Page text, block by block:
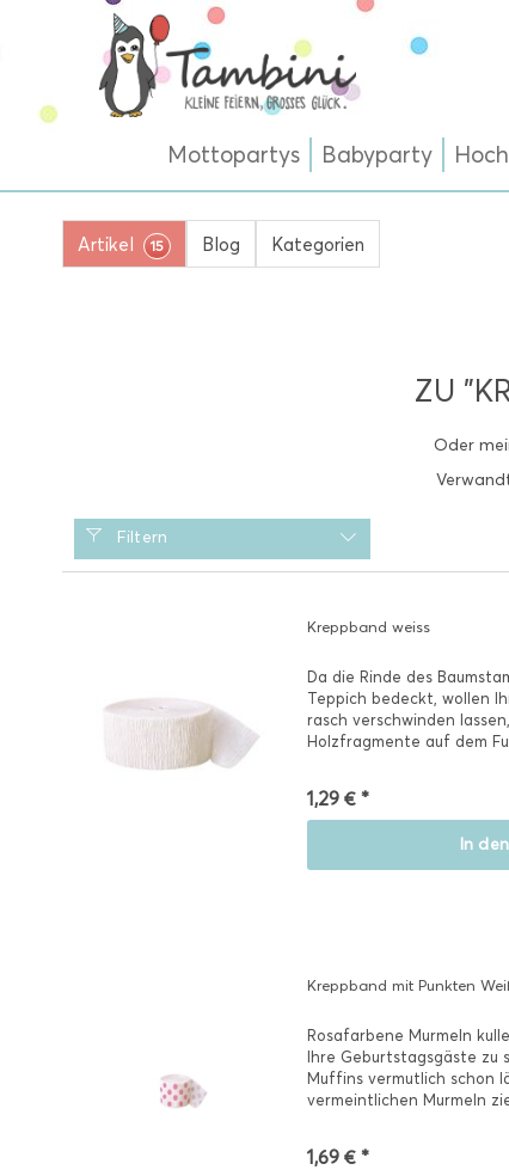
Mottopartys Babyparty
Artikel 15 Blog Kategorien
ZU
Oder
Filtern
Kreppband weiss
Da die Rinde des
Teppich bedeckt, wollen
rasch verschwinden
Holzfragmente auf dem
1,29 € *
In den
Kreppband mit Punkten
Rosafarbene Murmeln
Ihre Geburtstagsgäste zu
Muffins vermutlich schon
vermeintlichen Murmeln
1,69 € *